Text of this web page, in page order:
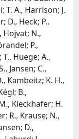
T. A., Harrison; J.
D., Heck; P.,
Hojvat; N.,
P.,
Huege; A.,
Jansen; C.,
Kambeitz; K. H.,
B.,
Kieckhafer; H.
R., Krause; N.,
D.,